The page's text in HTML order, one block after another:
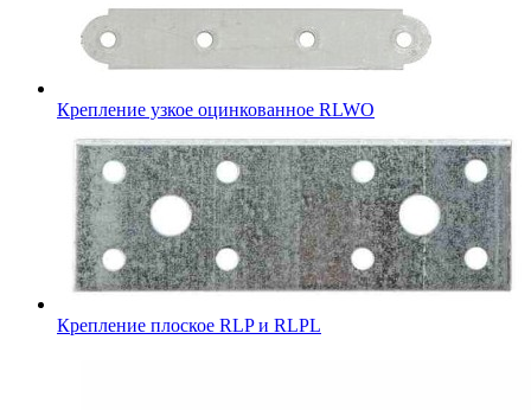
Крепление узкое оцинкованное RLWO
Крепление плоское RLP и RLPL